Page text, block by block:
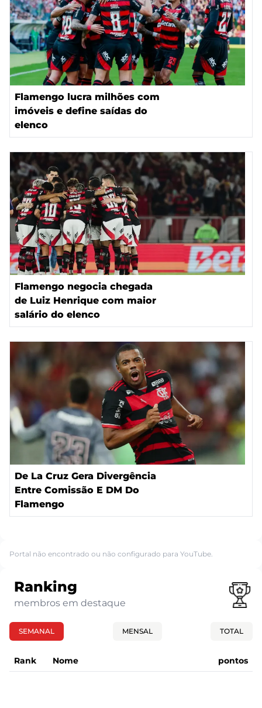
Flamengo lucra milhões com
imóveis e define saídas do
elenco
Flamengo negocia chegada
de Luiz Henrique com maior
salário do elenco
De La Cruz Gera Divergência
Entre Comissão E DM Do
Flamengo
Portal não encontrado ou não configurado para YouTube.
Ranking
membros em destaque
SEMANAL MENSAL TOTAL
Rank Nome pontos